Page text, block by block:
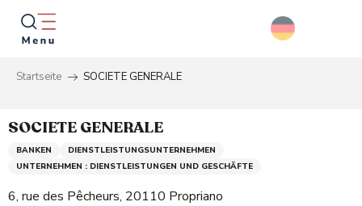
Aller
contenu
principal
Startseite SOCIETE GENERALE
SOCIETE GENERALE
BANKEN
DIENSTLEISTUNGSUNTERNEHMEN
UNTERNEHMEN : DIENSTLEISTUNGEN UND GESCHÄFTE
6, rue des Pêcheurs, 20110 Propriano